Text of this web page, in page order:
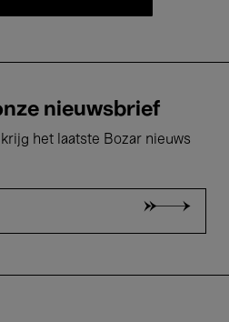
nieuwsbrief
het laatste Bozar nieuws